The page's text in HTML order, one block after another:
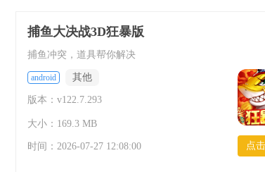
捕鱼大决战3D狂暴版
捕鱼冲突，道具帮你解决
android 其他
版本：v122.7.293
大小：169.3 MB
时间： 2026-07-27 12:08:00 点